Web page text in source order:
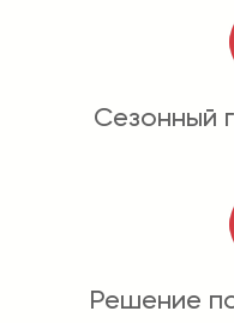
Сезонный
Решение